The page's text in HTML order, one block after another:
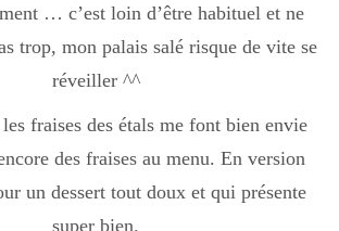
Apéro
Entrée
… c’est loin d’être habituel et ne
trop, mon palais salé risque de vite se
réveiller ^^
fraises des étals me font bien envie
des fraises au menu. En version
un dessert tout doux et qui présente
super bien.